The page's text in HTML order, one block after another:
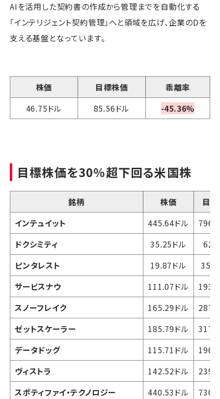
AIを活用した契約書の作成から管理までを自動化する
「インテリジェント契約管理」へと領域を広げ、企業のDを
支える基盤となっています。
株価 目標株価
乖離率
46.75ドル
85.56ドル -45.36%
目標株価を30％超下回る米国株
銘柄 株価
目
インテュイット
445.64ドル
ドクシミティ
35.25ドル
ピンタレスト
19.87ドル
サービスナウ
111.07ドル
スノーフレイク
165.29ドル
ゼットスケーラー
185.79ドル
データドッグ
115.71ドル
ヴィストラ
142.52ドル
スポティファイ・テクノロジー
440.53ドル